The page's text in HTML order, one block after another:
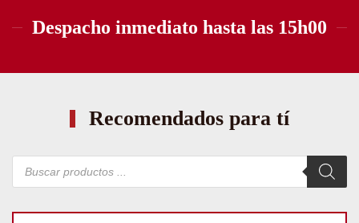
Despacho inmediato hasta las 15h00
Recomendados para tí
Búsqueda
productos